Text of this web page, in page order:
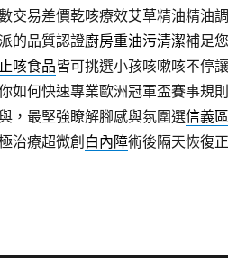
交易差價乾咳療效艾草精油精油
的品質認證廚房重油污清潔補足
咳食品皆可挑選小孩咳嗽咳不停
如何快速專業歐洲冠軍盃賽事規
，最堅強瞭解腳感與氛圍選信義
治療超微創 白內障術後隔天恢復